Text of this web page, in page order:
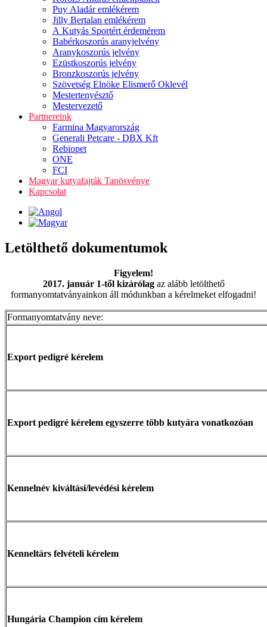
Puy Aladár emlékérem
Jilly Bertalan emlékérem
A Kutyás Sportért érdemérem
Babérkoszorús aranyjelvény
Aranykoszorús jelvény
Ezüstkoszorús jelvény
Bronzkoszorús jelvény
Szövetség Elnöke Elismerő Oklevél
Mestertenyésztő
Mestervezető
Partnereink
Farmina Magyarország
Generali Petcare - DBX Kft
Rebiopet
ONE
FCI
Magyar kutyafajták Tanösvénye
Kapcsolat
Letölthető dokumentumok
Figyelem!
2017. január 1-től kizárólagaz alább letölthető
formanyomtatványainkon áll módunkban a kérelmeket elfogadni!
Formanyomtatvány neve:
Export pedigré kérelem
Export pedigré kérelem egyszerre több kutyára vonatkozóan
Kennelnév kiváltási/levédési kérelem
Kenneltárs felvételi kérelem
Hungária Champion cím kérelem